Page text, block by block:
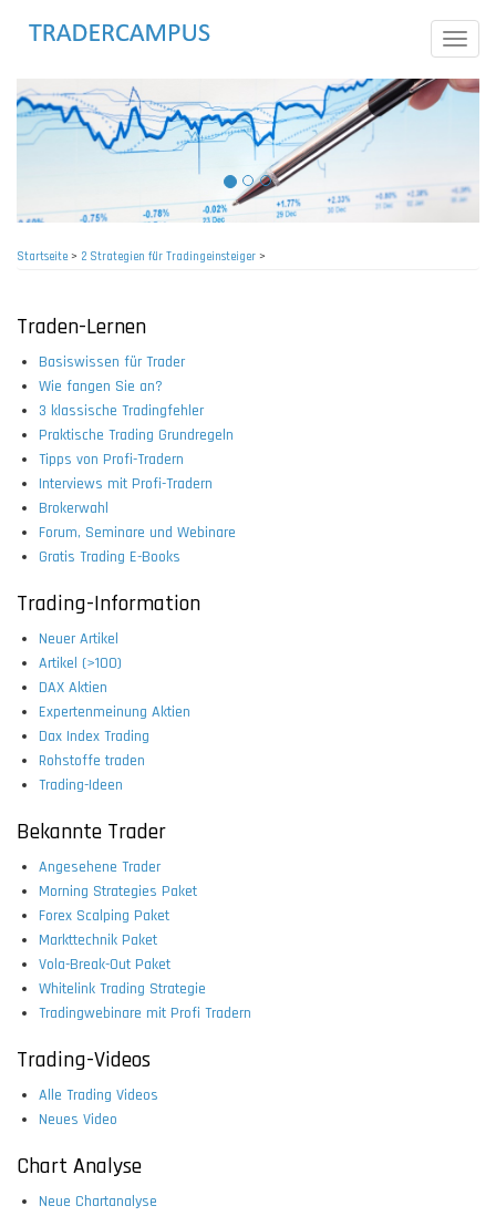
Toggle
Startseite> 2 Strategien für Tradingeinsteiger >
Traden-Lernen
Basiswissen für Trader
Wie fangen Sie an?
3 klassische Tradingfehler
Praktische Trading Grundregeln
Tipps von Profi-Tradern
Interviews mit Profi-Tradern
Brokerwahl
Forum, Seminare und Webinare
Gratis Trading E-Books
Trading-Information
Neuer Artikel
Artikel (>100)
DAX Aktien
Expertenmeinung Aktien
Dax Index Trading
Rohstoffe traden
Trading-Ideen
Bekannte Trader
Angesehene Trader
Morning Strategies Paket
Forex Scalping Paket
Markttechnik Paket
Vola-Break-Out Paket
Whitelink Trading Strategie
Tradingwebinare mit Profi Tradern
Trading-Videos
Alle Trading Videos
Neues Video
Chart Analyse
Neue Chartanalyse